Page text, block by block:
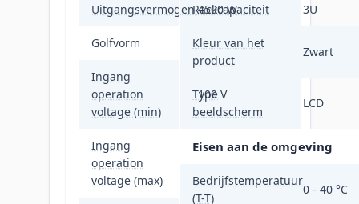
Uitgangsvermogen 4500 W
Golfvorm Sinus
Ingang
operation
voltage (min)
100 V
Ingang
operation
voltage (max)
Rackcapaciteit 3U
Kleur van het
product
Zwart
Type
beeldscherm
LCD
Eisen aan de omgeving
Bedrijfstemperatuur
(T-T)
0 - 40 °C